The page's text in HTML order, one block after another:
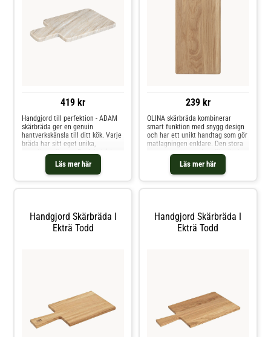
419 kr
Läs mer här
Handgjord till perfektion - ADAM
skärbräda ger en genuin
hantverkskänsla till ditt kök. Varje
bräda har sitt eget unika,
naturliga mönster. Perfekt både
för att servera ost och chark och
för att hacka och skära med stil i
vardagen. Handgjord: Varje
239 kr
Läs mer här
OLINA skärbräda kombinerar
smart funktion med snygg design
och har ett unikt handtag som gör
matlagningen enklare. Den stora
ytan ger gott om plats för allt du
vill hacka, och den stilrena
designen gör att den också passar
perfekt som serveringsbricka.
Handgjord Skärbräda I
Ekträ Todd
Handgjord Skärbräda I
Ekträ Todd